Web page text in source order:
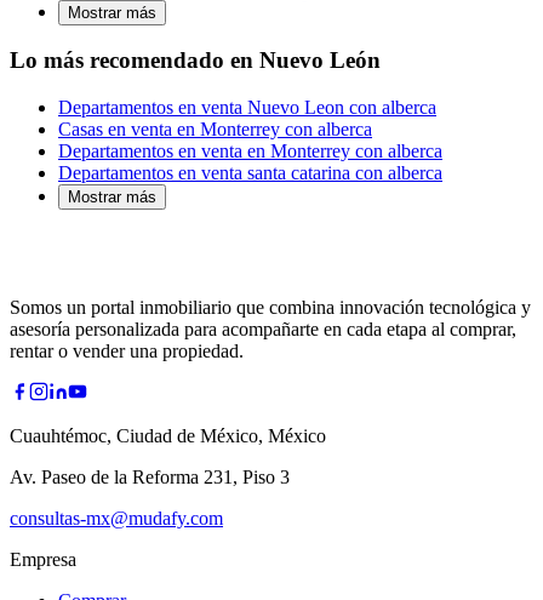
Mostrar más
Lo más recomendado en Nuevo León
Departamentos en venta Nuevo Leon con alberca
Casas en venta en Monterrey con alberca
Departamentos en venta en Monterrey con alberca
Departamentos en venta santa catarina con alberca
Mostrar más
Somos un portal inmobiliario que combina innovación tecnológica y
asesoría personalizada para acompañarte en cada etapa al comprar,
rentar o vender una propiedad.
Cuauhtémoc, Ciudad de México, México
Av. Paseo de la Reforma 231, Piso 3
consultas-mx@mudafy.com
Empresa